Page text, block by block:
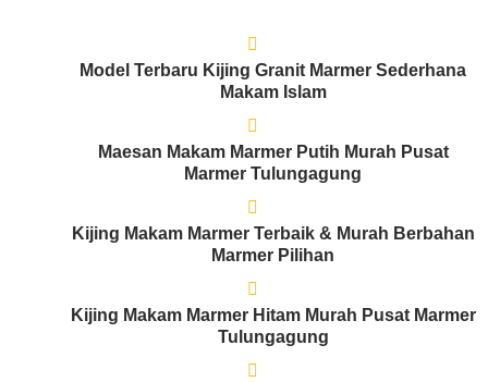
Model Terbaru Kijing Granit Marmer Sederhana
Makam Islam
Maesan Makam Marmer Putih Murah Pusat
Marmer Tulungagung
Kijing Makam Marmer Terbaik & Murah Berbahan
Marmer Pilihan
Kijing Makam Marmer Hitam Murah Pusat Marmer
Tulungagung